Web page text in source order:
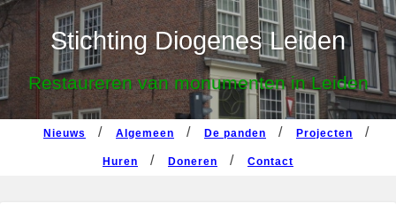
Stichting Diogenes Leiden
Restaureren van monumenten in Leiden
nieuws algemeen de panden projecten
huren doneren contact
nieuws algemeen de panden projecten
huren doneren contact